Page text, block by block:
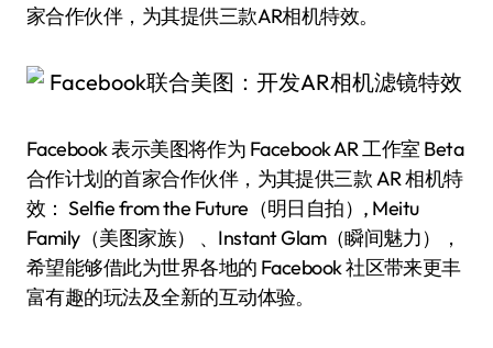
家合作伙伴，为其提供三款AR相机特效。
Facebook 表示美图将作为 Facebook AR 工作室 Beta
合作计划的首家合作伙伴，为其提供三款 AR 相机特
效： Selfie from the Future（明日自拍）, Meitu
Family（美图家族） 、Instant Glam（瞬间魅力），
希望能够借此为世界各地的 Facebook 社区带来更丰
富有趣的玩法及全新的互动体验。